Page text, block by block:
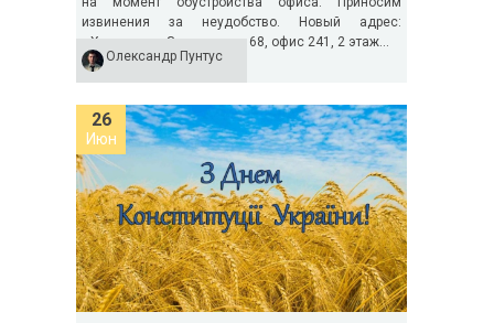
извинения за неудобство. Новый адрес:
г.Харьков, ул.Загородная, 68, офис 241, 2 этаж...
Олександр Пунтус
26
Июн